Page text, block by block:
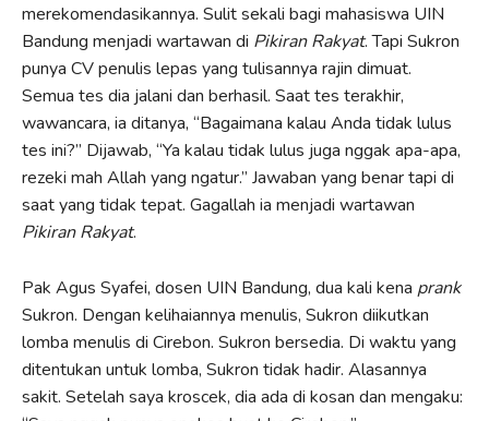
merekomendasikannya. Sulit sekali bagi mahasiswa UIN
Bandung menjadi wartawan di Pikiran Rakyat. Tapi Sukron
punya CV penulis lepas yang tulisannya rajin dimuat.
Semua tes dia jalani dan berhasil. Saat tes terakhir,
wawancara, ia ditanya, “Bagaimana kalau Anda tidak lulus
tes ini?” Dijawab, “Ya kalau tidak lulus juga nggak apa-apa,
rezeki mah Allah yang ngatur.” Jawaban yang benar tapi di
saat yang tidak tepat. Gagallah ia menjadi wartawan
Pikiran Rakyat.
Pak Agus Syafei, dosen UIN Bandung, dua kali kena prank
Sukron. Dengan kelihaiannya menulis, Sukron diikutkan
lomba menulis di Cirebon. Sukron bersedia. Di waktu yang
ditentukan untuk lomba, Sukron tidak hadir. Alasannya
sakit. Setelah saya kroscek, dia ada di kosan dan mengaku: